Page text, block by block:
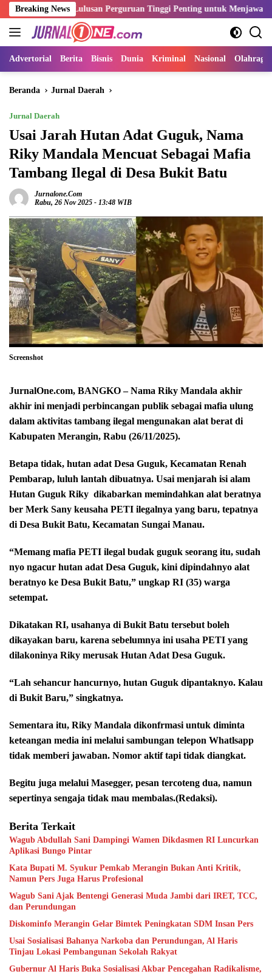
Langsung
ke
konten
Breaking News
Lulusan Perguruan Tinggi Penting untuk Menjawab Kebutuhan
Advertorial Berita Bisnis Dunia Kriminal Nasional Olahraga
Beranda Jurnal Daerah
Jurnal Daerah
Usai Jarah Hutan Adat Guguk, Nama
Riky Mandala Mencuat Sebagai Mafia
Tambang Ilegal di Desa Bukit Batu
Jurnalone.com
Rabu, 26 Nov 2025 - 13:48 WIB
Screenshot
JurnalOne.com, BANGKO – Nama Riky Mandala akhir
akhir ini menjadi perbincangan publik sebagai mafia ulung
dalam aktivitas tambang ilegal mengunakan alat berat di
Kabupaten Merangin, Rabu (26/11/2025).
Betapa tidak, hutan adat Desa Guguk, Kecamatan Renah
Pembarap, luluh lantah dibuatnya. Usai menjarah isi alam
Hutan Guguk Riky dikabarkan memindahkan alat beratnya
ber Merk Sany keusaha PETI ilegalnya yang baru, tepatnya
di Desa Bukit Batu, Kecamatan Sungai Manau.
“Memang mafia PETI ilegal budak guguk seorang itu, sudah
nyo ngacur hutan adat Desa Guguk, kini dipindahnyo alat
beratnyo ke Desa Bukit Batu,” ungkap RI (35) warga
setempat.
Dikatakan RI, usahanya di Bukit Batu tersebut boleh
dikayakan baru, karena sebelumnya ini usaha PETI yang
dilakoninya Riky merusak Hutan Adat Desa Guguk.
“Lah sehancur hancurnyo, hutan Guguk dipantaknyo. Kalau
di Bukit Baru,” singkatnya.
Sementara itu, Riky Mandala dikonfrmasi untuk diminta
keteangan media ini melalui sambungan telepon Whatlsapp
tidak memberi jawaban. Nomor aktif tapi tidak diangkat.
Begitu juga melalui Masegger, pesan tercoteng dua, namun
sepertinya sengaja tidak mau membalas.(Redaksi).
Berita Terkait
Wagub Abdullah Sani Dampingi Wamen Dikdasmen RI Luncurkan
Aplikasi Bungo Pintar
Kata Bupati M. Syukur Pemkab Merangin Bukan Anti Kritik,
Namun Pers Juga Harus Profesional
Wagub Sani Ajak Bentengi Generasi Muda Jambi dari IRET, TCC,
dan Perundungan
Diskominfo Merangin Gelar Bimtek Peningkatan SDM Insan Pers
Usai Sosialisasi Bahanya Narkoba dan Perundungan, Al Haris
Tinjau Lokasi Pembangunan Sekolah Rakyat
Gubernur Al Haris Buka Sosialisasi Akbar Pencegahan Radikalisme,